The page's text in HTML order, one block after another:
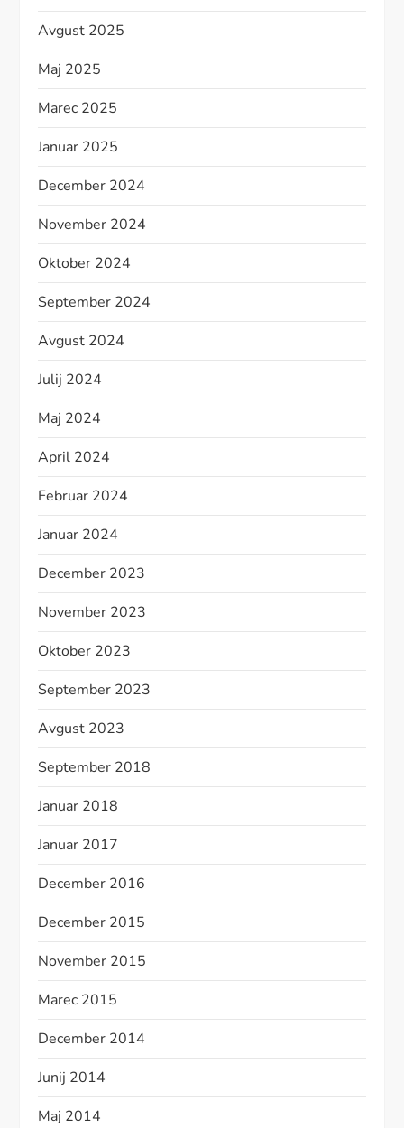
Avgust 2025
Maj 2025
Marec 2025
Januar 2025
December 2024
November 2024
Oktober 2024
September 2024
Avgust 2024
Julij 2024
Maj 2024
April 2024
Februar 2024
Januar 2024
December 2023
November 2023
Oktober 2023
September 2023
Avgust 2023
September 2018
Januar 2018
Januar 2017
December 2016
December 2015
November 2015
Marec 2015
December 2014
Junij 2014
Maj 2014